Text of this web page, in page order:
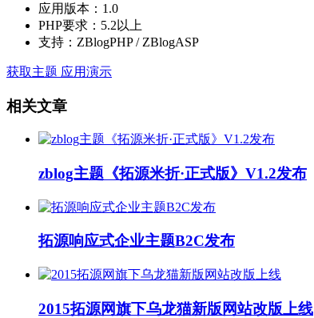
应用版本：1.0
PHP要求：5.2以上
支持：ZBlogPHP / ZBlogASP
获取主题 应用演示
相关文章
zblog主题《拓源米折·正式版》V1.2发布
拓源响应式企业主题B2C发布
2015拓源网旗下乌龙猫新版网站改版上线